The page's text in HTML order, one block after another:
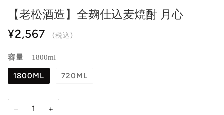
【老松酒造】全麹仕込麦焼酎 月心
¥2,567 (税込)
容量 1800ml
1800ML 720ML
− +